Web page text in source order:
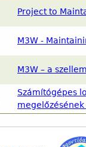
Project to
M3W -
M3W – a
Számítógépes